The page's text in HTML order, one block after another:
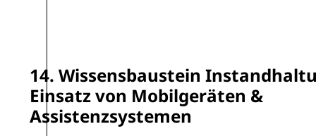
14. Wissensbaustein
Einsatz von Mobilgeräten &
Assistenzsystemen